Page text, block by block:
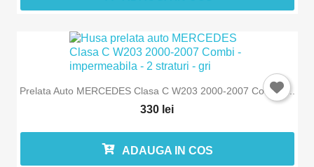
Prelata Auto MERCEDES Clasa C W203 2000-2007 Combi -...
330 lei
ADAUGA IN COS